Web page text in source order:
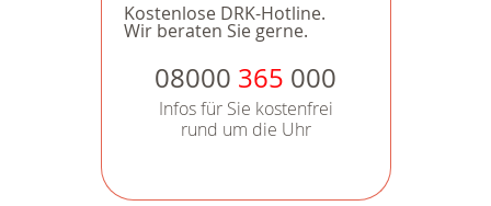
Kostenlose DRK-Hotline.
Wir beraten Sie gerne.
08000 365 000
Infos für Sie kostenfrei
rund um die Uhr